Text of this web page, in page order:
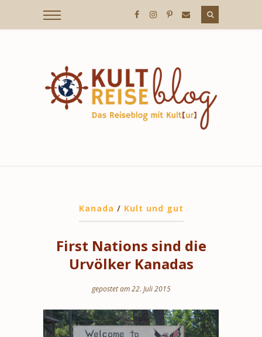
Kanada / Kult und gut
First Nations sind die
Urvölker Kanadas
gepostet am 22. Juli 2015